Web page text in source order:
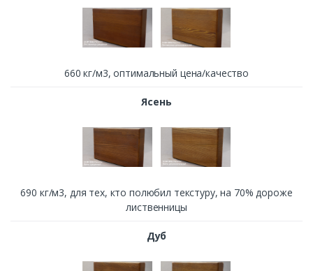
660 кг/м3, оптимальный цена/качество
Ясень
690 кг/м3, для тех, кто полюбил текстуру, на 70% дороже
лиственницы
Дуб